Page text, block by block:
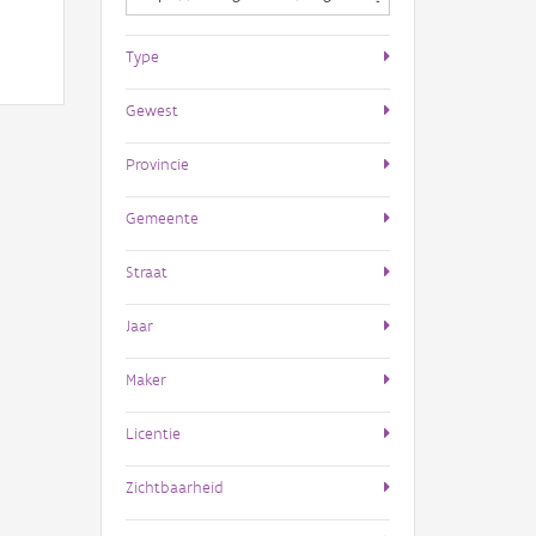
Type
Gewest
Provincie
Gemeente
Straat
Jaar
Maker
Licentie
Zichtbaarheid